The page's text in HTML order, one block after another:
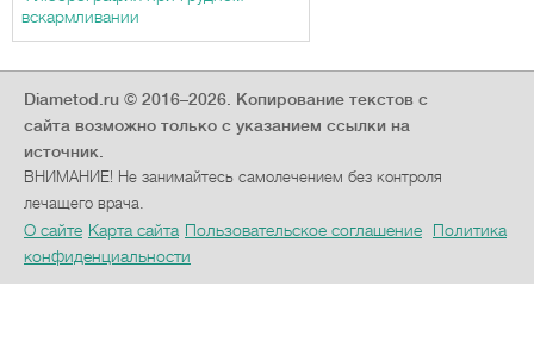
вскармливании
Diametod.ru © 2016–2026. Копирование текстов с
сайта возможно только с указанием ссылки на
источник.
ВНИМАНИЕ! Не занимайтесь самолечением без контроля
лечащего врача.
О сайте Карта сайта Пользовательское соглашение
Политика
конфиденциальности